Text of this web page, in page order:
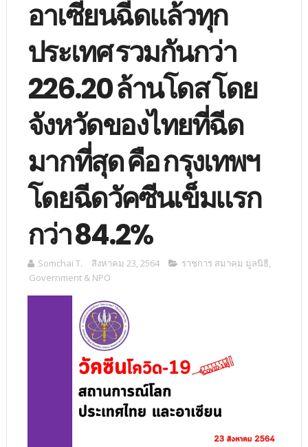
อาเซียนฉีดแล้วทุก
ประเทศ รวมกันกว่า
226.20 ล้านโดส โดย
จังหวัดของไทยที่ฉีด
มากที่สุด คือ กรุงเทพฯ
โดยฉีดวัคซีนเข็มแรก
กว่า 84.2%
Somchai T. สิงหาคม 23, 2564 ราชการ สมาคม มูลนิธิ,
Government & NPO